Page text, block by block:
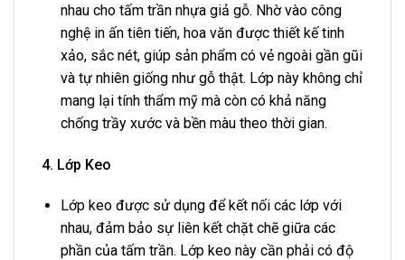
nhau cho tấm trần nhựa giả gỗ. Nhờ vào công
nghệ in ấn tiên tiến, hoa văn được thiết kế tinh
xảo, sắc nét, giúp sản phẩm có vẻ ngoài gần gũi
và tự nhiên giống như gỗ thật. Lớp này không chỉ
mang lại tính thẩm mỹ mà còn có khả năng
chống trầy xước và bền màu theo thời gian.
4. Lớp Keo
Lớp keo được sử dụng để kết nối các lớp với
nhau, đảm bảo sự liên kết chặt chẽ giữa các
phần của tấm trần. Lớp keo này cần phải có độ